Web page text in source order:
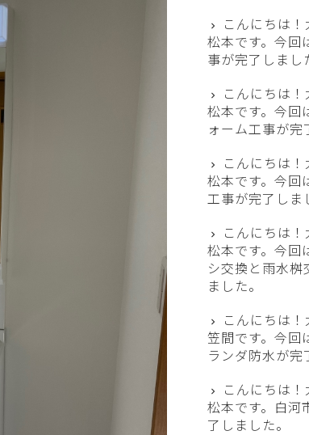
こんにちは
松本です。今回
事が完了しまし
こんにちは
松本です。今回
ォーム工事が完
こんにちは
松本です。今回
工事が完了しま
こんにちは
松本です。今回
シ交換と雨水桝
ました。
こんにちは
笠間です。今回
ランダ防水が完
こんにちは
松本です。白河
了しました。